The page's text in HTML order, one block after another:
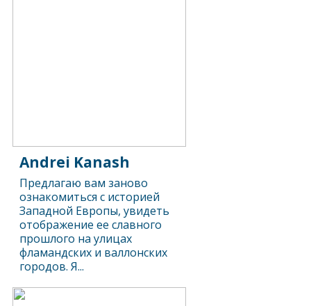
Andrei Kanash
Предлагаю вам заново
ознакомиться с историей
Западной Европы, увидеть
отображение ее славного
прошлого на улицах
фламандских и валлонских
городов. Я...